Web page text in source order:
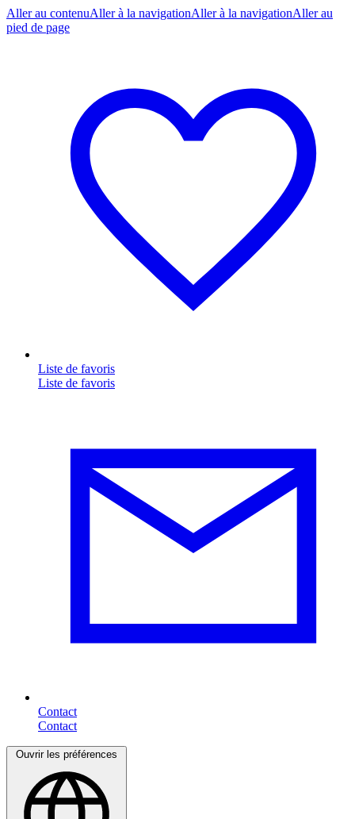
Aller au contenuAller à la navigationAller à la navigationAller au
pied de page
Liste de favoris
Contact
Ouvrir les préférences